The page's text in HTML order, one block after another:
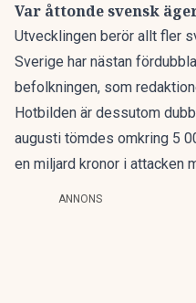
Var åttonde svensk
Utvecklingen berör allt fler
Sverige har nästan
befolkningen, som
Hotbilden är dessutom
augusti tömdes omkring 5
en miljard kronor i attacken
ANNONS